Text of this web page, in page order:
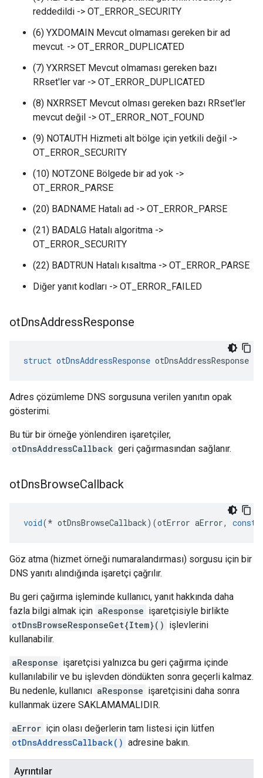
reddedildi -> OT_ERROR_SECURITY
(6) YXDOMAIN Mevcut olmaması gereken bir ad
mevcut. -> OT_ERROR_DUPLICATED
(7) YXRRSET Mevcut olmaması gereken bazı
RRset'ler var -> OT_ERROR_DUPLICATED
(8) NXRRSET Mevcut olması gereken bazı RRset'ler
mevcut değil -> OT_ERROR_NOT_FOUND
(9) NOTAUTH Hizmeti alt bölge için yetkili değil ->
OT_ERROR_SECURITY
(10) NOTZONE Bölgede bir ad yok ->
OT_ERROR_PARSE
(20) BADNAME Hatalı ad -> OT_ERROR_PARSE
(21) BADALG Hatalı algoritma ->
OT_ERROR_SECURITY
(22) BADTRUN Hatalı kısaltma -> OT_ERROR_PARSE
Diğer yanıt kodları -> OT_ERROR_FAILED
otDnsAddressResponse
struct otDnsAddressResponse otDnsAddressResponse
Adres çözümleme DNS sorgusuna verilen yanıtın opak
gösterimi.
Bu tür bir örneğe yönlendiren işaretçiler,
otDnsAddressCallback geri çağırmasından sağlanır.
otDnsBrowseCallback
void(* otDnsBrowseCallback)(otError aError, const
Göz atma (hizmet örneği numaralandırması) sorgusu için bir
DNS yanıtı alındığında işaretçi çağrılır.
Bu geri çağırma işleminde kullanıcı, yanıt hakkında daha
fazla bilgi almak için aResponse işaretçisiyle birlikte
otDnsBrowseResponseGet{Item}() işlevlerini
kullanabilir.
aResponse işaretçisi yalnızca bu geri çağırma içinde
kullanılabilir ve bu işlevden döndükten sonra geçerli kalmaz.
Bu nedenle, kullanıcı aResponse işaretçisini daha sonra
kullanmak üzere SAKLAMAMALIDIR.
aError için olası değerlerin tam listesi için lütfen
otDnsAddressCallback() adresine bakın.
Ayrıntılar